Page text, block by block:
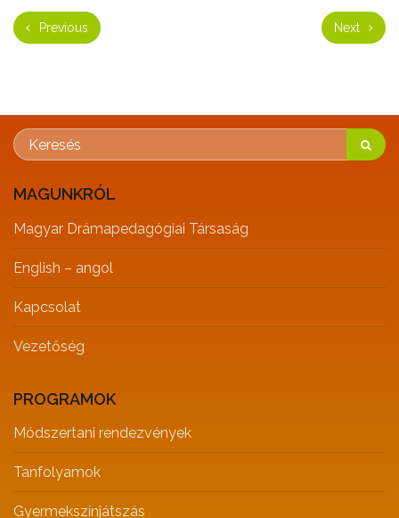
Previous Next
MAGUNKRÓL
Magyar Drámapedagógiai Társaság
English – angol
Kapcsolat
Vezetőség
PROGRAMOK
Módszertani rendezvények
Tanfolyamok
Gyermekszínjátszás